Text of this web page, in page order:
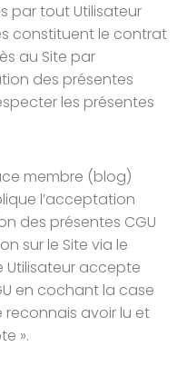
par tout Utilisateur
constituent le contrat
au Site par
des présentes
les présentes
membre (blog)
l’acceptation
des présentes CGU
sur le Site via le
Utilisateur accepte
en cochant la case
reconnais avoir lu et
».